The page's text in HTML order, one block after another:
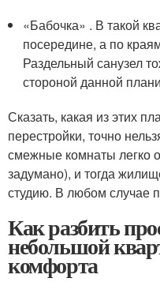
«Бабочка» . В такой
посередине, а по
Раздельный санузел
стороной данной
Сказать, какая из этих
перестройки, точно
смежные комнаты легко
задумано), и тогда
студию. В любом случае
Как разбить
небольшой
комфорта